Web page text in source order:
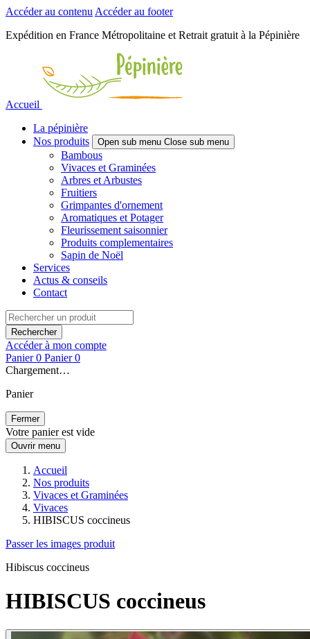
Accéder au contenu Accéder au footer
Expédition en France Métropolitaine et Retrait gratuit à la Pépinière
Accueil
La pépinière
Nos produits
Open sub menu Close sub menu
Bambous
Vivaces et Graminées
Arbres et Arbustes
Fruitiers
Grimpantes d'ornement
Aromatiques et Potager
Fleurissement saisonnier
Produits complementaires
Sapin de Noël
Services
Actus & conseils
Contact
Rechercher
Accéder à mon compte
Panier 0 Panier 0
Chargement…
Panier
Fermer
Votre panier est vide
Ouvrir menu
Accueil
Nos produits
Vivaces et Graminées
Vivaces
HIBISCUS coccineus
Passer les images produit
Hibiscus coccineus
HIBISCUS coccineus